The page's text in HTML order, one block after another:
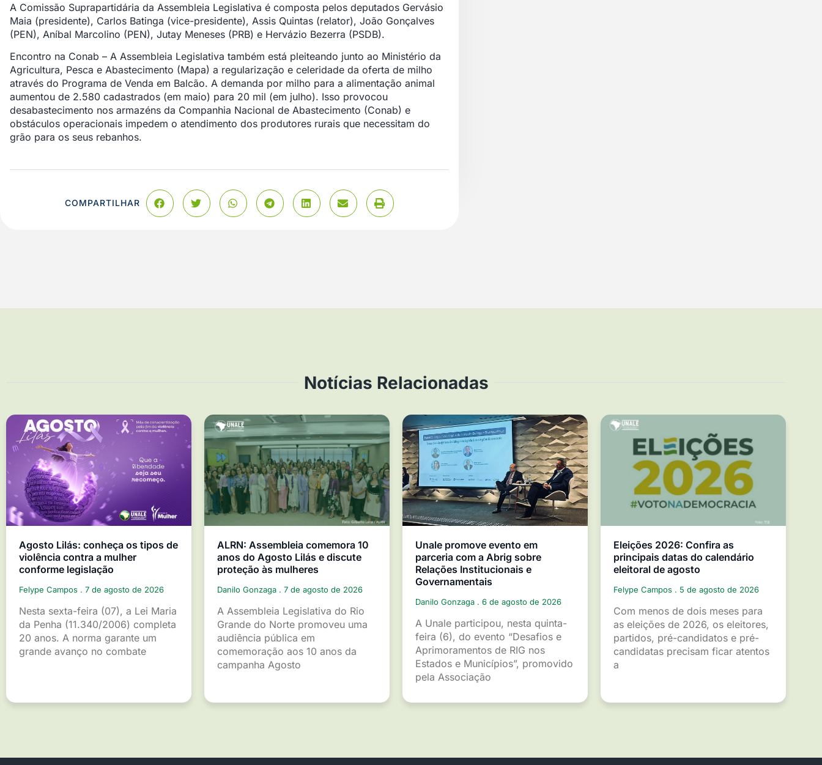
A Comissão Suprapartidária da Assembleia Legislativa é composta pelos deputados Gervásio
Maia (presidente), Carlos Batinga (vice-presidente), Assis Quintas (relator), João Gonçalves
(PEN), Aníbal Marcolino (PEN), Jutay Meneses (PRB) e Hervázio Bezerra (PSDB).
Encontro na Conab – A Assembleia Legislativa também está pleiteando junto ao Ministério da
Agricultura, Pesca e Abastecimento (Mapa) a regularização e celeridade da oferta de milho
através do Programa de Venda em Balcão. A demanda por milho para a alimentação animal
aumentou de 2.580 cadastrados (em maio) para 20 mil (em julho). Isso provocou
desabastecimento nos armazéns da Companhia Nacional de Abastecimento (Conab) e
obstáculos operacionais impedem o atendimento dos produtores rurais que necessitam do
grão para os seus rebanhos.
COMPARTILHAR
Notícias Relacionadas
Agosto Lilás: conheça os tipos de
violência contra a mulher
conforme legislação
Felype Campos 7 de agosto de 2026
Nesta sexta-feira (07), a Lei Maria
da Penha (11.340/2006) completa
20 anos. A norma garante um
grande avanço no combate
ALRN: Assembleia comemora 10
anos do Agosto Lilás e discute
proteção às mulheres
Danilo Gonzaga 7 de agosto de 2026
A Assembleia Legislativa do Rio
Grande do Norte promoveu uma
audiência pública em
comemoração aos 10 anos da
campanha Agosto
Unale promove evento em
parceria com a Abrig sobre
Relações Institucionais e
Governamentais
Danilo Gonzaga 6 de agosto de 2026
A Unale participou, nesta quinta-
feira (6), do evento “Desafios e
Aprimoramentos de RIG nos
Estados e Municípios”, promovido
pela Associação
Eleições 2026: Confira as
principais datas do calendário
eleitoral de agosto
Felype Campos 5 de agosto de 2026
Com menos de dois meses para
as eleições de 2026, os eleitores,
partidos, pré-candidatos e pré-
candidatas precisam ficar atentos
a